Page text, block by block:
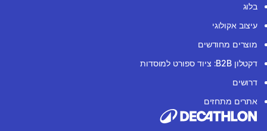
בלוג
עיצוב אקולוגי
מוצרים מחודשים
דקטלון B2B: ציוד ספורט למוסדות
דרושים
אתרים מתחזים